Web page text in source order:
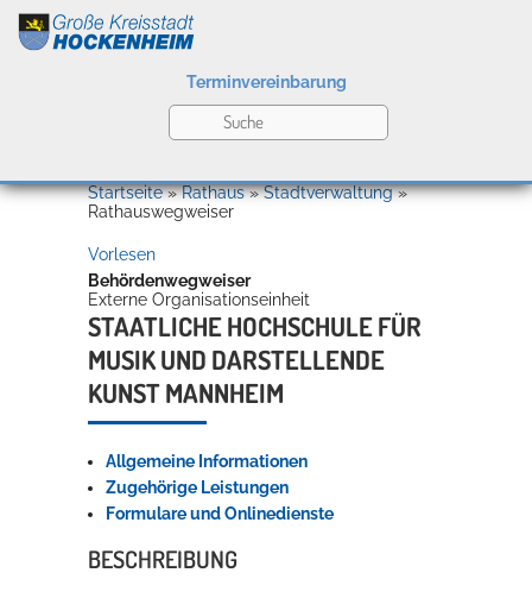
Kultur
Bildung
Wirtschaft
Rathaus
Terminvereinbarung
Willkommen in Hockenheim
Startseite»Rathaus»Stadtverwaltung»
Rathauswegweiser
Vorlesen
Behördenwegweiser
Externe Organisationseinheit
STAATLICHE HOCHSCHULE FÜR
MUSIK UND DARSTELLENDE
KUNST MANNHEIM
Allgemeine Informationen
Zugehörige Leistungen
Formulare und Onlinedienste
BESCHREIBUNG